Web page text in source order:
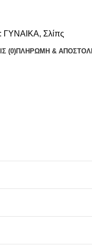
ΓΥΝΑΙΚΑ, Σλίπς
(0)ΠΛΗΡΩΜΗ &